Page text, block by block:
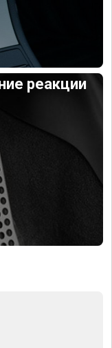
реакции